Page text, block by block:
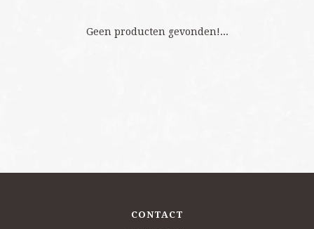
Geen producten gevonden!...
CONTACT